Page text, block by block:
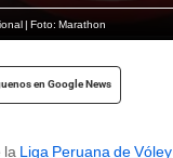
| Foto: Marathon
en Google News
la Liga Peruana de Vóley